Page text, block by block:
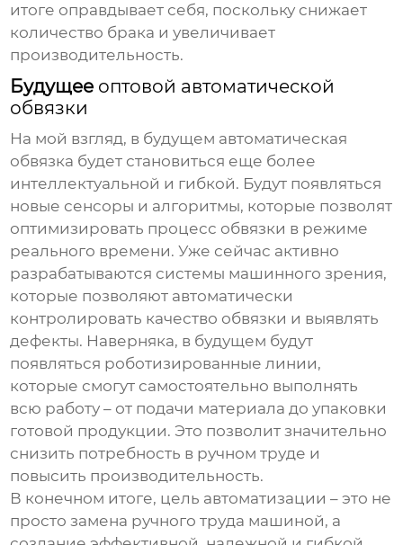
итоге оправдывает себя, поскольку снижает
количество брака и увеличивает
производительность.
Будущее оптовой автоматической
обвязки
На мой взгляд, в будущем автоматическая
обвязка будет становиться еще более
интеллектуальной и гибкой. Будут появляться
новые сенсоры и алгоритмы, которые позволят
оптимизировать процесс обвязки в режиме
реального времени. Уже сейчас активно
разрабатываются системы машинного зрения,
которые позволяют автоматически
контролировать качество обвязки и выявлять
дефекты. Наверняка, в будущем будут
появляться роботизированные линии,
которые смогут самостоятельно выполнять
всю работу – от подачи материала до упаковки
готовой продукции. Это позволит значительно
снизить потребность в ручном труде и
повысить производительность.
В конечном итоге, цель автоматизации – это не
просто замена ручного труда машиной, а